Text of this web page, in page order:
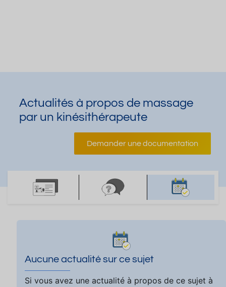
Actualités à propos de massage
par un kinésithérapeute
Demander une documentation
Aucune actualité sur ce sujet
Si vous avez une actualité à propos de ce sujet à